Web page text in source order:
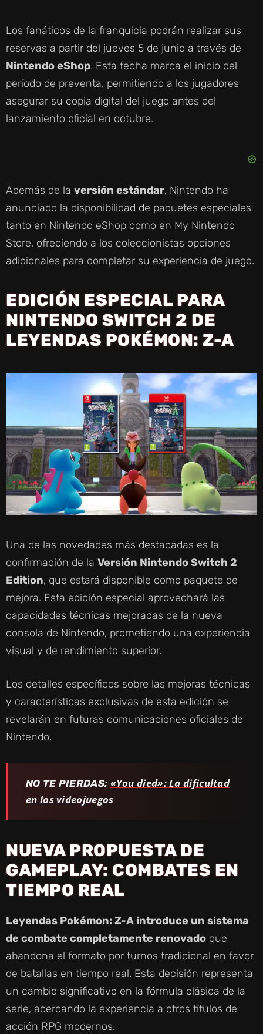
Los fanáticos de la franquicia podrán realizar sus
reservas a partir del jueves 5 de junio a través de
Nintendo eShop. Esta fecha marca el inicio del
período de preventa, permitiendo a los jugadores
asegurar su copia digital del juego antes del
lanzamiento oficial en octubre.
Además de la versión estándar, Nintendo ha
anunciado la disponibilidad de paquetes especiales
tanto en Nintendo eShop como en My Nintendo
Store, ofreciendo a los coleccionistas opciones
adicionales para completar su experiencia de juego.
EDICIÓN ESPECIAL PARA
NINTENDO SWITCH 2 DE
LEYENDAS POKÉMON: Z-A
Una de las novedades más destacadas es la
confirmación de la Versión Nintendo Switch 2
Edition, que estará disponible como paquete de
mejora. Esta edición especial aprovechará las
capacidades técnicas mejoradas de la nueva
consola de Nintendo, prometiendo una experiencia
visual y de rendimiento superior.
Los detalles específicos sobre las mejoras técnicas
y características exclusivas de esta edición se
revelarán en futuras comunicaciones oficiales de
Nintendo.
NO TE PIERDAS: «You died»: La dificultad
en los videojuegos
NUEVA PROPUESTA DE
GAMEPLAY: COMBATES EN
TIEMPO REAL
Leyendas Pokémon: Z-A introduce un sistema
de combate completamente renovado que
abandona el formato por turnos tradicional en favor
de batallas en tiempo real. Esta decisión representa
un cambio significativo en la fórmula clásica de la
serie, acercando la experiencia a otros títulos de
acción RPG modernos.